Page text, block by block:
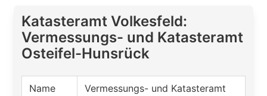
Katasteramt Volkesfeld:
Vermessungs- und Katasteramt
Osteifel-Hunsrück
Name
Vermessungs- und Katasteramt